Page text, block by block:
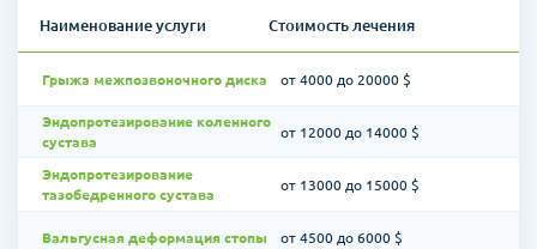
Японии (2016 г.)
Кореи в области пересадки печени
• Единственный в регионе выполняющий лечение пациентов по
Наименование услуги Стоимость лечения
Грыжа межпозвоночного диска от 4000 до 20000 $
Эндопротезирование коленного
сустава
от 12000 до 14000 $
Эндопротезирование
тазобедренного сустава
от 13000 до 15000 $
Вальгусная деформация стопы от 4500 до 6000 $